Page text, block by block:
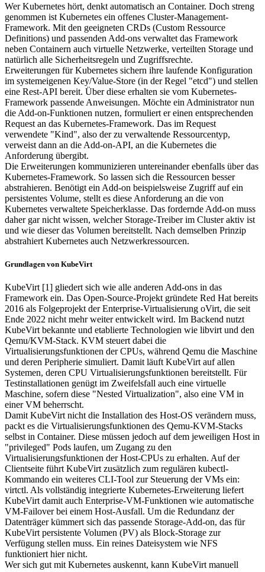
Wer Kubernetes hört, denkt automatisch an Container. Doch streng
genommen ist Kubernetes ein offenes Cluster-Management-
Framework. Mit den geeigneten CRDs (Custom Ressource
Definitions) und passenden Add-ons verwaltet das Framework
neben Containern auch virtuelle Netzwerke, verteilten Storage und
natürlich alle Sicherheitsregeln und Zugriffsrechte.
Erweiterungen für Kubernetes sichern ihre laufende Konfiguration
im systemeigenen Key/Value-Store (in der Regel "etcd") und stellen
eine Rest-API bereit. Über diese erhalten sie vom Kubernetes-
Framework passende Anweisungen. Möchte ein Administrator nun
die Add-on-Funktionen nutzen, formuliert er einen entsprechenden
Request an das Kubernetes-Framework. Das im Request
verwendete "Kind", also der zu verwaltende Ressourcentyp,
verweist dann an die Add-on-API, an die Kubernetes die
Anforderung übergibt.
Die Erweiterungen kommunizieren untereinander ebenfalls über das
Kubernetes-Framework. So lassen sich die Ressourcen besser
abstrahieren. Benötigt ein Add-on beispielsweise Zugriff auf ein
persistentes Volume, stellt es diese Anforderung an die von
Kubernetes verwaltete Speicherklasse. Das fordernde Add-on muss
daher gar nicht wissen, welcher Storage-Treiber im Cluster aktiv ist
und wie dieser das Volumen bereitstellt. Nach demselben Prinzip
abstrahiert Kubernetes auch Netzwerkressourcen.
Grundlagen von KubeVirt
KubeVirt [1] gliedert sich wie alle anderen Add-ons in das
Framework ein. Das Open-Source-Projekt gründete Red Hat bereits
2016 als Folgeprojekt der Enterprise-Virtualisierung oVirt, die seit
Ende 2022 nicht mehr weiter entwickelt wird. Im Backend nutzt
KubeVirt bekannte und etablierte Technologien wie libvirt und den
Qemu/KVM-Stack. KVM steuert dabei die
Virtualisierungsfunktionen der CPUs, während Qemu die Maschine
und deren Peripherie simuliert. Damit läuft KubeVirt auf allen
Systemen, deren CPU Virtualisierungsfunktionen bereitstellt. Für
Testinstallationen genügt im Zweifelsfall auch eine virtuelle
Maschine, sofern diese "Nested Virtualization", also eine VM in
einer VM beherrscht.
Damit KubeVirt nicht die Installation des Host-OS verändern muss,
packt es die Virtualisierungsfunktionen des Qemu-KVM-Stacks
selbst in Container. Diese müssen jedoch auf dem jeweiligen Host in
"privileged" Pods laufen, um Zugang zu den
Virtualisierungsfunktionen der Host-CPUs zu erhalten. Auf der
Clientseite führt KubeVirt zusätzlich zum regulären kubectl-
Kommando ein weiteres CLI-Tool zur Steuerung der VMs ein:
virtctl. Als vollständig integrierte Kubernetes-Erweiterung liefert
KubeVirt damit auch Enterprise-VM-Funktionen wie automatische
VM-Failover bei einem Host-Ausfall. Um die Redundanz der
Datenträger kümmert sich das passende Storage-Add-on, das für
KubeVirt persistente Volumen (PV) als Block-Storage zur
Verfügung stellen muss. Ein reines Dateisystem wie NFS
funktioniert hier nicht.
Wer sich gut mit Kubernetes auskennt, kann KubeVirt manuell